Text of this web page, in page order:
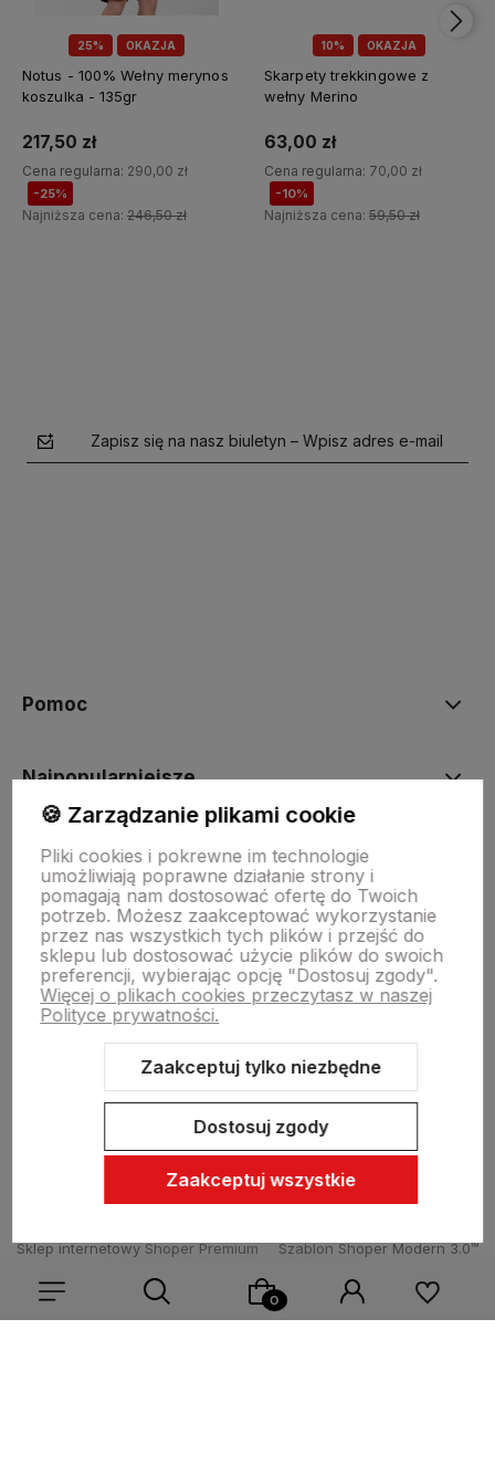
25% OKAZJA
Notus - 100% Wełny merynos
koszulka - 135gr
217,50 zł
Cena regularna: 290,00 zł
-25%
Najniższa cena: 246,50 zł
10% OKAZJA
Skarpety trekkingowe z
wełny Merino
63,00 zł
Cena regularna: 70,00 zł
-10%
Najniższa cena: 59,50 zł
Zapisz się na nasz biuletyn – Wpisz adres e-mail
Pomoc
Najpopularniejsze
Moje konto
Płatności i dostawa
Informacje
Sklep internetowy Shoper Premium
Szablon Shoper Modern 3.0™
🍪 Zarządzanie plikami cookie
Pliki cookies i pokrewne im technologie
umożliwiają poprawne działanie strony i
pomagają nam dostosować ofertę do Twoich
potrzeb. Możesz zaakceptować wykorzystanie
przez nas wszystkich tych plików i przejść do
sklepu lub dostosować użycie plików do swoich
preferencji, wybierając opcję "Dostosuj zgody".
Więcej o plikach cookies przeczytasz w naszej
Polityce prywatności.
Zaakceptuj tylko niezbędne
Dostosuj zgody
Zaakceptuj wszystkie